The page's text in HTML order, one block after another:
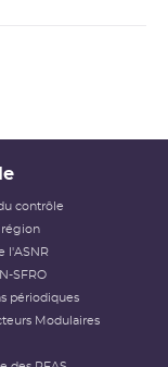
contrôle
région
l'ASNR
SFRO
périodiques
Modulaires